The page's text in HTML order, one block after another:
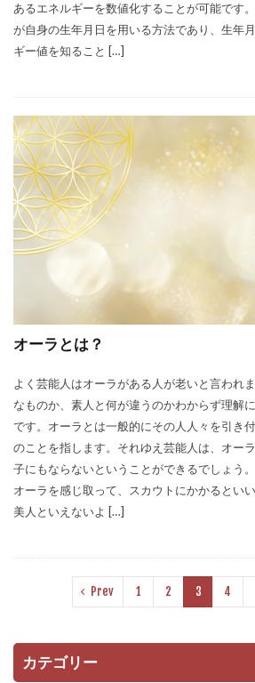
あるエネルギーを数値化することが可能です
が自身の生年月日を用いる方法であり、生年
ギー値を知ること […]
オーラとは？
よく芸能人はオーラがある人が老いと言われ
なものか、素人と何が違うのかわからず理解
です。オーラとは一般的にその人人々を引き
のことを指します。それゆえ芸能人は、オー
子にもならないということができるでしょう
オーラを感じ取って、スカウトにかかるとい
美人といえないよ […]
Prev 1 2 3 4
カテゴリー